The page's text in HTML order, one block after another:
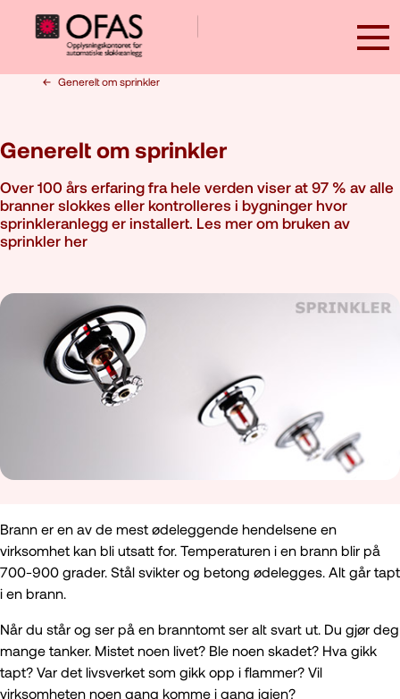
Brannsikkerhet
Brannsikker bruk av elsparkesykkel
I skolen
For studenter
Brannsikkerhet for eldre
Generelt om sprinkler
Generelt om sprinkler
Over 100 års erfaring fra hele verden viser at 97 % av alle
branner slokkes eller kontrolleres i bygninger hvor
sprinkleranlegg er installert. Les mer om bruken av
sprinkler her
Brann er en av de mest ødeleggende hendelsene en
virksomhet kan bli utsatt for. Temperaturen i en brann blir på
700-900 grader. Stål svikter og betong ødelegges. Alt går tapt
i en brann.
Når du står og ser på en branntomt ser alt svart ut. Du gjør deg
mange tanker. Mistet noen livet? Ble noen skadet? Hva gikk
tapt? Var det livsverket som gikk opp i flammer? Vil
virksomheten noen gang komme i gang igjen?